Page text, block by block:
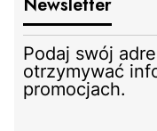
Podaj swój
otrzymywać
promocjach.